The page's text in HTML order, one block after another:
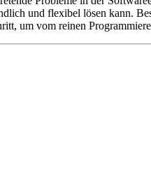
und flexibel lösen kann.
um vom reinen